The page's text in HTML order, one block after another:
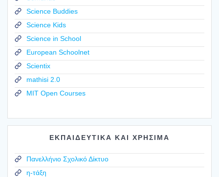
Science Buddies
Science Kids
Science in School
European Schoolnet
Scientix
mathisi 2.0
MIT Open Courses
ΕΚΠΑΙΔΕΥΤΙΚΑ ΚΑΙ ΧΡΗΣΙΜΑ
Πανελλήνιο Σχολικό Δίκτυο
η-τάξη